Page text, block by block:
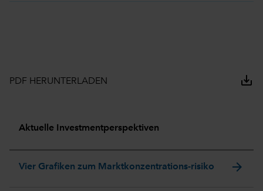
PDF HERUNTERLADEN save_alt
Aktuelle Investmentperspektiven
Vier Grafiken zum Marktkonzentrations-risiko arrow_forward